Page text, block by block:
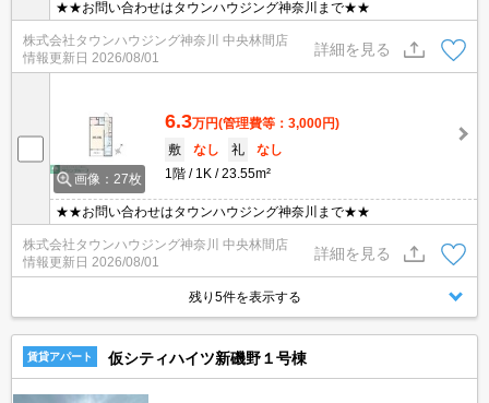
★★お問い合わせはタウンハウジング神奈川まで★★
株式会社タウンハウジング神奈川 中央林間店
情報更新日 2026/08/01
詳細を見る
画像：27枚
6.3万円(管理費等：3,000円)
敷
なし 礼
なし
1階
1K 23.55m²
★★お問い合わせはタウンハウジング神奈川まで★★
株式会社タウンハウジング神奈川 中央林間店
情報更新日 2026/08/01
詳細を見る
残り5件を表示する
賃貸アパート 仮シティハイツ新磯野１号棟